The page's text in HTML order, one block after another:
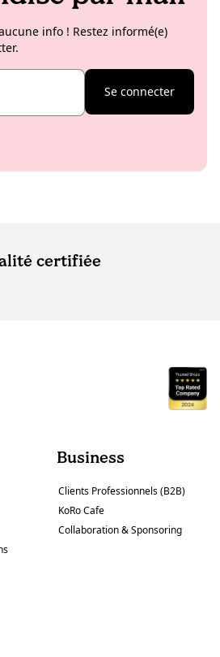
info ! Restez informé(e)
Se connecter
certifiée
Business
Clients Professionnels (B2B)
KoRo Cafe
Collaboration & Sponsoring